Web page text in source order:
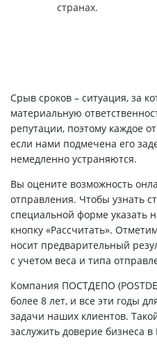
странах.
Срыв сроков – ситуация, за
материальную
репутации, поэтому каждое
если нами подмечена его
немедленно устраняются.
Вы оцените возможность
отправления. Чтобы узнать
специальной форме указать
кнопку «Рассчитать».
носит предварительный
с учетом веса и типа
Компания ПОСТДЕПО
более 8 лет, и все эти годы
задачи наших клиентов.
заслужить доверие бизнеса